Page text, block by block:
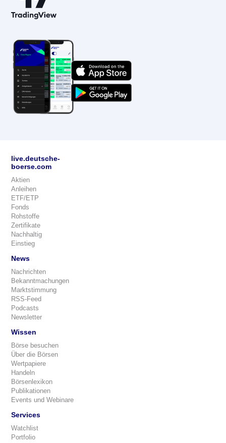
live.deutsche-
boerse.com
Aktien
Anleihen
ETF/ETP
Fonds
Rohstoffe
Zertifikate
Nachhaltig
Einstieg
News
Nachrichten
Bekanntmachungen
Marktstimmung
RSS-Feed
Podcasts
Newsletter
Wissen
Börse besuchen
Über die Börsen
Wertpapiere
Handeln
Börsenlexikon
Publikationen
Events und Webinare
Services
Watchlist
Portfolio